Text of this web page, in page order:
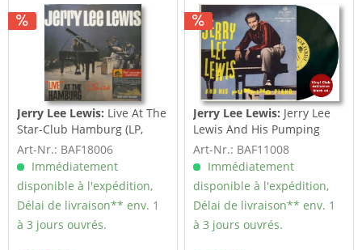
Jerry Lee Lewis: Live At The
Star-Club Hamburg (LP,
180g Vinyl)
Art-Nr.: BAF18006
Immédiatement
disponible à l'expédition,
Délai de livraison** env. 1
à 3 jours ouvrés.
Jerry Lee Lewis: Jerry Lee
Lewis And His Pumping
Piano (LP,...
Art-Nr.: BAF11008
Immédiatement
disponible à l'expédition,
Délai de livraison** env. 1
à 3 jours ouvrés.